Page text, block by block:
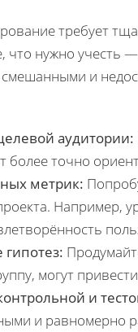
требует
что нужно учесть
смешанными и
аудитории:
более точно
метрик:
Например,
могут
и
и равномерно